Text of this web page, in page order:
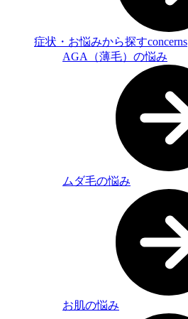
症状・お悩みから探すconcerns
AGA（薄毛）の悩み
ムダ毛の悩み
お肌の悩み